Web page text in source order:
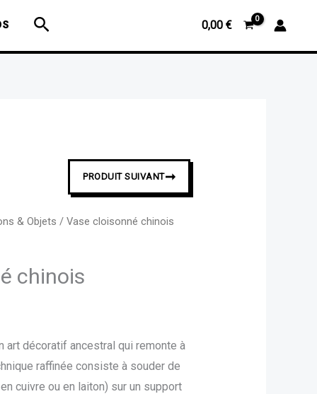
Rechercher 0,00 €
PRODUIT SUIVANT➞
& Objets / Vase cloisonné chinois
chinois
art décoratif ancestral qui remonte à
raffinée consiste à souder de
cuivre ou en laiton) sur un support